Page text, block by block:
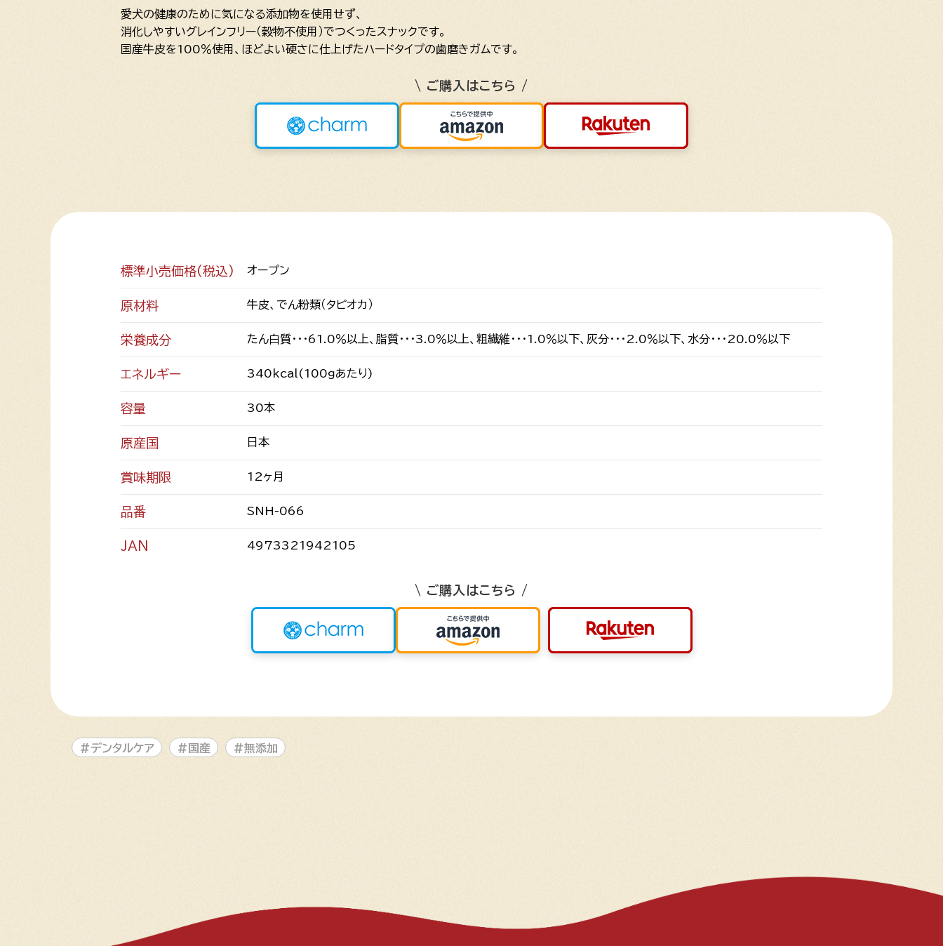
愛犬の健康のために気になる添加物を使用せず、
消化しやすいグレインフリー（穀物不使用）でつくったスナックです。
国産牛皮を100％使用、ほどよい硬さに仕上げたハードタイプの歯磨きガムです。
\ ご購入はこちら /
標準小売価格(税込) オープン
原材料 牛皮、でん粉類（タピオカ）
栄養成分 たん白質・・・61.0％以上、脂質・・・3.0％以上、粗繊維・・・1.0％以下、灰分・・・2.0％以下、水分・・・20.0％以下
エネルギー 340kcal(100ｇあたり)
容量 30本
原産国 日本
賞味期限 12ヶ月
品番 SNH-066
JAN 4973321942105
\ ご購入はこちら /
#デンタルケア #国産 #無添加